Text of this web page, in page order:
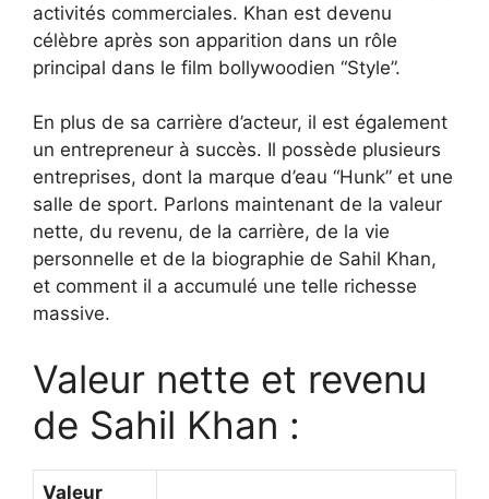
activités commerciales. Khan est devenu
célèbre après son apparition dans un rôle
principal dans le film bollywoodien “Style”.
En plus de sa carrière d’acteur, il est également
un entrepreneur à succès. Il possède plusieurs
entreprises, dont la marque d’eau “Hunk” et une
salle de sport. Parlons maintenant de la valeur
nette, du revenu, de la carrière, de la vie
personnelle et de la biographie de Sahil Khan,
et comment il a accumulé une telle richesse
massive.
Valeur nette et revenu
de Sahil Khan :
Valeur